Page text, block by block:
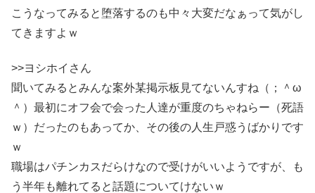
こうなってみると堕落するのも中々大変だなぁって気がし
てきますよｗ
>>ヨシホイさん
聞いてみるとみんな案外某掲示板見てないんすね（；＾ω
＾）最初にオフ会で会った人達が重度のちゃねらー（死語
ｗ）だったのもあってか、その後の人生戸惑うばかりです
ｗ
職場はパチンカスだらけなので受けがいいようですが、も
う半年も離れてると話題についてけないｗ